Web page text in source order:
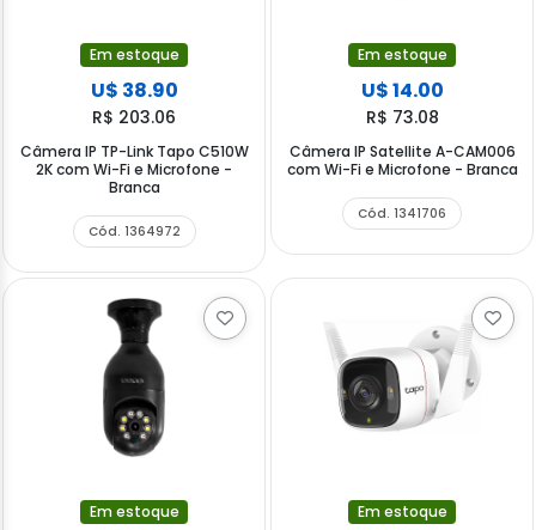
Em estoque
U$ 38.90
R$ 203.06
Câmera IP TP-Link Tapo C510W
2K com Wi-Fi e Microfone -
Branca
Cód. 1364972
Em estoque
U$ 14.00
R$ 73.08
Câmera IP Satellite A-CAM006
com Wi-Fi e Microfone - Branca
Cód. 1341706
Em estoque Em estoque